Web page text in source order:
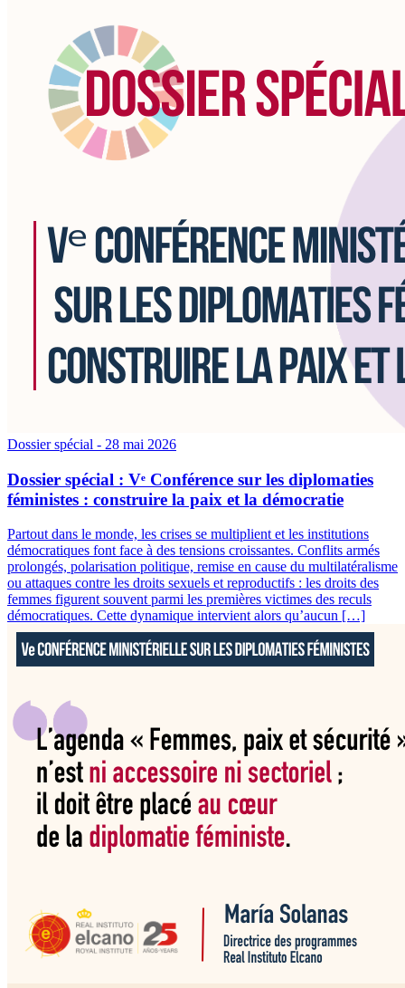
Dossier spécial - 28 mai 2026
Dossier spécial : Vᵉ Conférence sur les diplomaties
féministes : construire la paix et la démocratie
Partout dans le monde, les crises se multiplient et les institutions
démocratiques font face à des tensions croissantes. Conflits armés
prolongés, polarisation politique, remise en cause du multilatéralisme
ou attaques contre les droits sexuels et reproductifs : les droits des
femmes figurent souvent parmi les premières victimes des reculs
démocratiques. Cette dynamique intervient alors qu’aucun […]